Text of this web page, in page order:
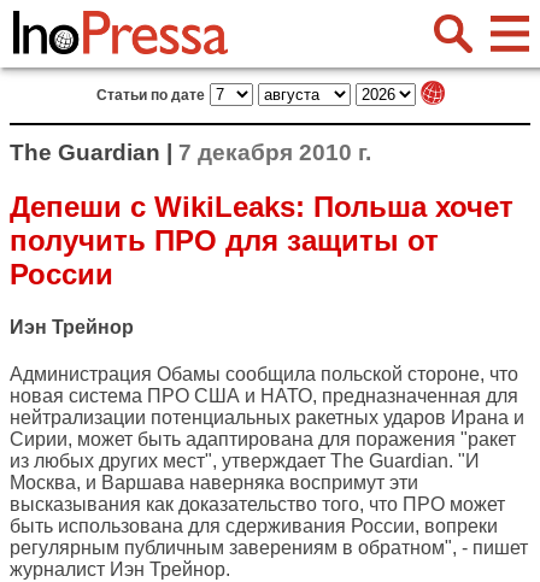
Статьи по дате
The Guardian | 7 декабря 2010 г.
Депеши с WikiLeaks: Польша хочет
получить ПРО для защиты от
России
Иэн Трейнор
Администрация Обамы сообщила польской стороне, что
новая система ПРО США и НАТО, предназначенная для
нейтрализации потенциальных ракетных ударов Ирана и
Сирии, может быть адаптирована для поражения "ракет
из любых других мест", утверждает The Guardian. "И
Москва, и Варшава наверняка воспримут эти
высказывания как доказательство того, что ПРО может
быть использована для сдерживания России, вопреки
регулярным публичным заверениям в обратном", - пишет
журналист Иэн Трейнор.